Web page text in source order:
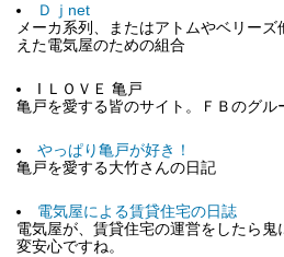
Ｄｊnet
メーカ系列、またはアトムやベリー
えた電気屋のための組合
I ＬＯＶＥ 亀戸
亀戸を愛する皆のサイト。ＦＢのグル
やっぱり亀戸が好き！
亀戸を愛する大竹さんの日記
電気屋による賃貸住宅の日誌
電気屋が、賃貸住宅の運営をしたら
変安心ですね。